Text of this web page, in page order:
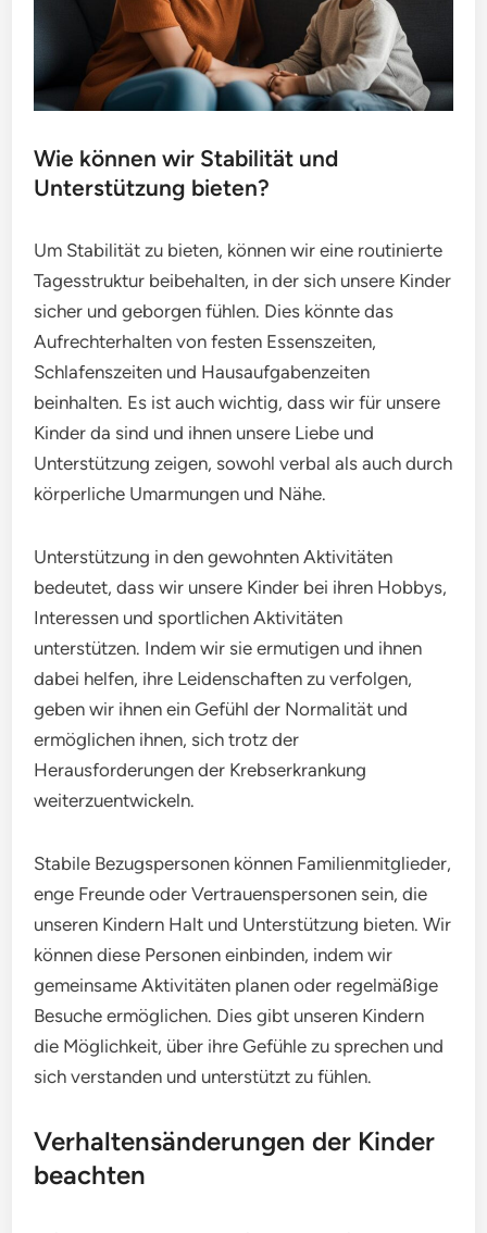
Wie können wir Stabilität und
Unterstützung bieten?
Um Stabilität zu bieten, können wir eine routinierte
Tagesstruktur beibehalten, in der sich unsere Kinder
sicher und geborgen fühlen. Dies könnte das
Aufrechterhalten von festen Essenszeiten,
Schlafenszeiten und Hausaufgabenzeiten
beinhalten. Es ist auch wichtig, dass wir für unsere
Kinder da sind und ihnen unsere Liebe und
Unterstützung zeigen, sowohl verbal als auch durch
körperliche Umarmungen und Nähe.
Unterstützung in den gewohnten Aktivitäten
bedeutet, dass wir unsere Kinder bei ihren Hobbys,
Interessen und sportlichen Aktivitäten
unterstützen. Indem wir sie ermutigen und ihnen
dabei helfen, ihre Leidenschaften zu verfolgen,
geben wir ihnen ein Gefühl der Normalität und
ermöglichen ihnen, sich trotz der
Herausforderungen der Krebserkrankung
weiterzuentwickeln.
Stabile Bezugspersonen können Familienmitglieder,
enge Freunde oder Vertrauenspersonen sein, die
unseren Kindern Halt und Unterstützung bieten. Wir
können diese Personen einbinden, indem wir
gemeinsame Aktivitäten planen oder regelmäßige
Besuche ermöglichen. Dies gibt unseren Kindern
die Möglichkeit, über ihre Gefühle zu sprechen und
sich verstanden und unterstützt zu fühlen.
Verhaltensänderungen der Kinder
beachten